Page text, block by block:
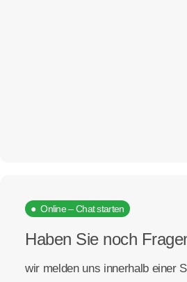
● Online – Chat starten
Haben Sie noch
wir melden uns innerhalb einer